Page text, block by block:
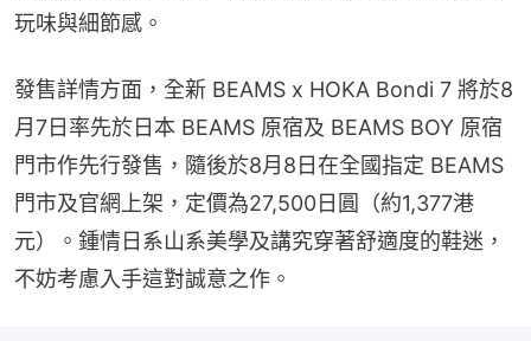
玩味與細節感。
發售詳情方面，全新 BEAMS x HOKA Bondi 7 將於8
月7日率先於日本 BEAMS 原宿及 BEAMS BOY 原宿
門市作先行發售，隨後於8月8日在全國指定 BEAMS
門市及官網上架，定價為27,500日圓（約1,377港
元）。鍾情日系山系美學及講究穿著舒適度的鞋迷，
不妨考慮入手這對誠意之作。